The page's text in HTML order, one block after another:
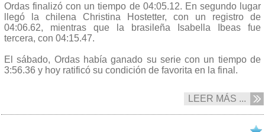
Ordas finalizó con un tiempo de 04:05.12. En segundo lugar
llegó la chilena Christina Hostetter, con un registro de
04:06.62, mientras que la brasileña Isabella Ibeas fue
tercera, con 04:15.47.
El sábado, Ordas había ganado su serie con un tiempo de
3:56.36 y hoy ratificó su condición de favorita en la final.
LEER MÁS ...